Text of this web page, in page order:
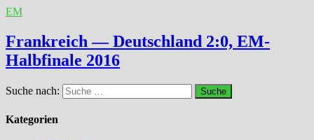
EM
Frankreich — Deutschland 2:0, EM-
Halbfinale 2016
Suche nach:
Kategorien